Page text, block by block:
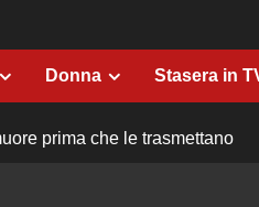
Donna Stasera in
prima che le trasmettano